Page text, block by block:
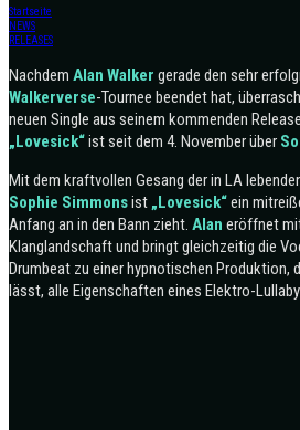
Startseite
NEWS
RELEASES
Nachdem Alan Walker gerade den sehr
Walkerverse-Tournee beendet hat,
neuen Single aus seinem kommenden Release
„Lovesick“ist seit dem 4. November über
Mit dem kraftvollen Gesang der in LA
Sophie Simmonsist „Lovesick“ein
Anfang an in den Bann zieht. Alan eröffnet
Klanglandschaft und bringt gleichzeitig die
Drumbeat zu einer hypnotischen Produktion,
lässt, alle Eigenschaften eines Elektro-